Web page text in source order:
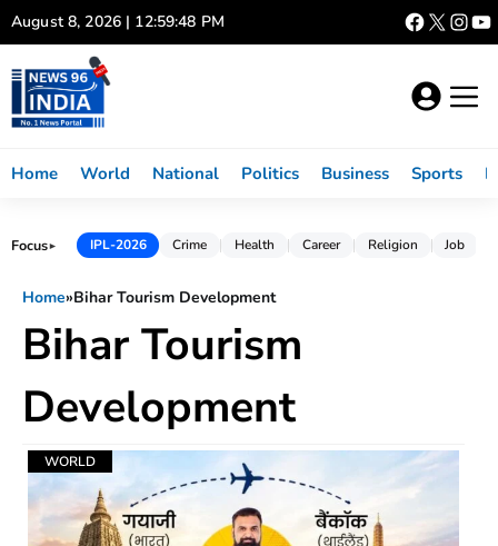
Skip
to
content
August 8, 2026 | 12:59:48 PM
Home World National Politics Business Sports
Focus► IPL-2026 Crime Health Career Religion Job
Home»Bihar Tourism Development
Bihar Tourism
Development
WORLD